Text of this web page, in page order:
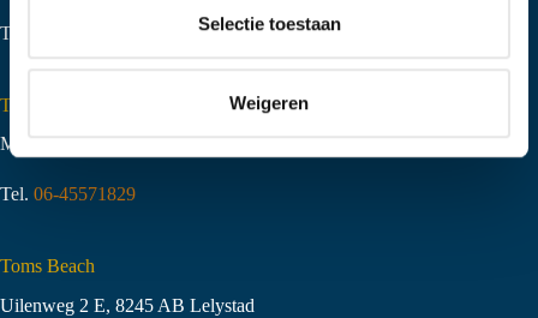
i
Selectie toestaan
Weigeren
Tel.
Toms Creek Appeltern
Molenstraat 10,6629 KJ Appeltern
Tel. 06-45571829
Toms Beach
Uilenweg 2 E, 8245 AB Lelystad